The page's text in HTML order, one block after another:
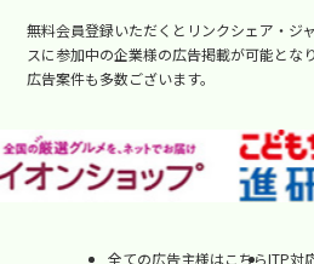
無料会員登録いただくとリンクシェア・ジ
スに参加中の企業様の広告掲載が可能となり
広告案件も多数ございます。
全ての広告主様はこちらITP対